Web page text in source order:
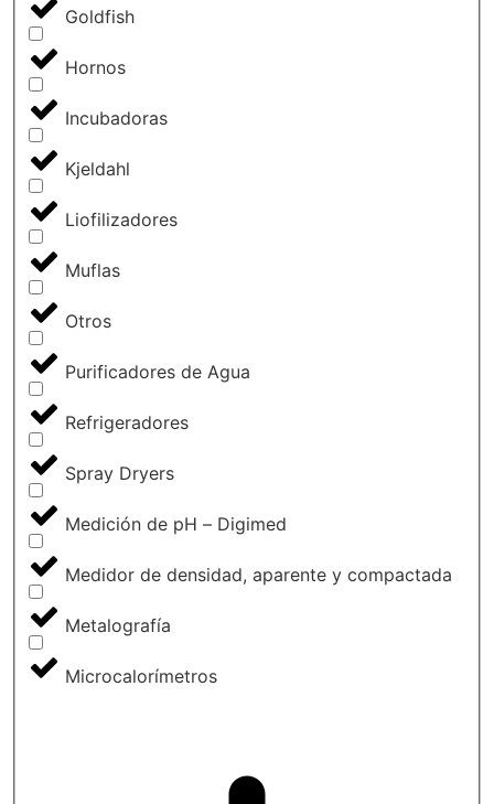
Goldfish
Hornos
Incubadoras
Kjeldahl
Liofilizadores
Muflas
Otros
Purificadores de Agua
Refrigeradores
Spray Dryers
Medición de pH – Digimed
Medidor de densidad, aparente y compactada
Metalografía
Microcalorímetros